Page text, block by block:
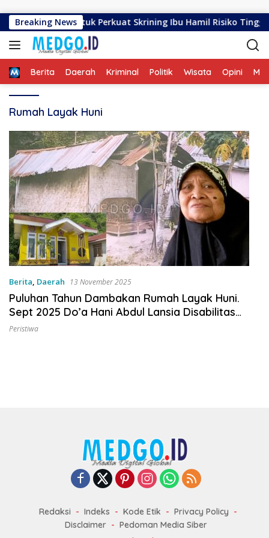
Breaking News
Biawao untuk Perkuat Skrining Ibu Hamil Risiko Tinggi
HomeBerita Daerah Kriminal Politik Wisata Opini
Rumah Layak Huni
Berita, Daerah 13 November 2025
Puluhan Tahun Dambakan Rumah Layak Huni.
Sept 2025 Do’a Hani Abdul Lansia Disabilitas
Terkabul
Peristiwa
Redaksi Indeks Kode Etik
Privacy Policy
Disclaimer
Pedoman Media Siber